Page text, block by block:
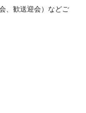
、歓送迎会）などご